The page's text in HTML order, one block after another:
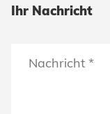
Ihr Nachricht